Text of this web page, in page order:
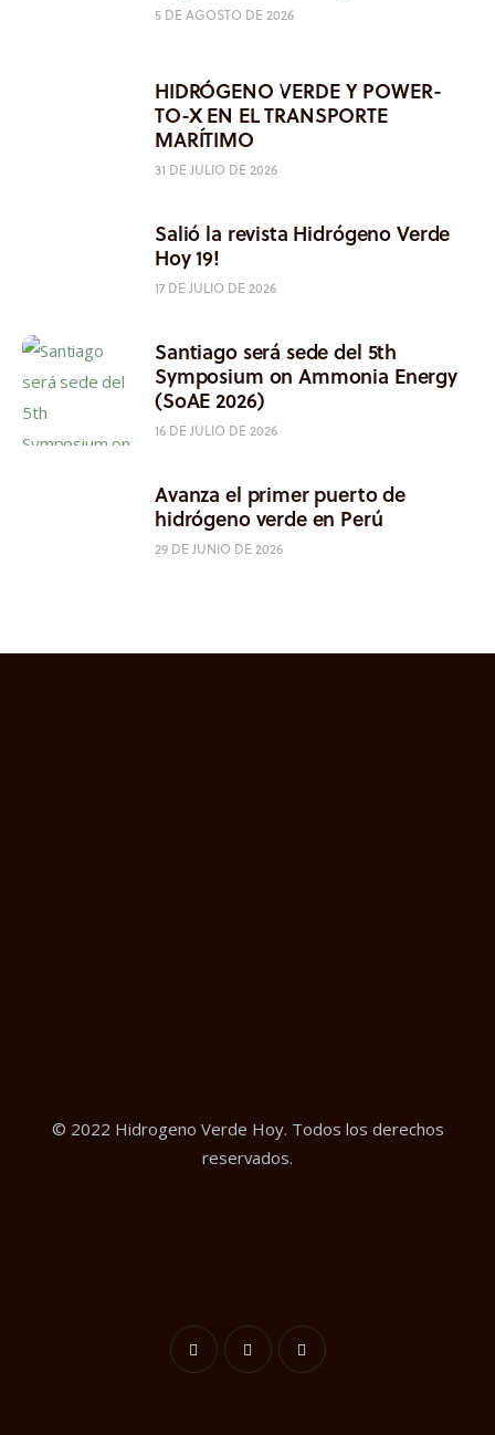
5 DE AGOSTO DE 2026
HIDRÓGENO VERDE Y POWER-
TO-X EN EL TRANSPORTE
MARÍTIMO
31 DE JULIO DE 2026
Salió la revista Hidrógeno Verde
Hoy 19!
17 DE JULIO DE 2026
Santiago será sede del 5th
Symposium on Ammonia Energy
(SoAE 2026)
16 DE JULIO DE 2026
Avanza el primer puerto de
hidrógeno verde en Perú
29 DE JUNIO DE 2026
© 2022 Hidrogeno Verde Hoy. Todos los derechos
reservados.